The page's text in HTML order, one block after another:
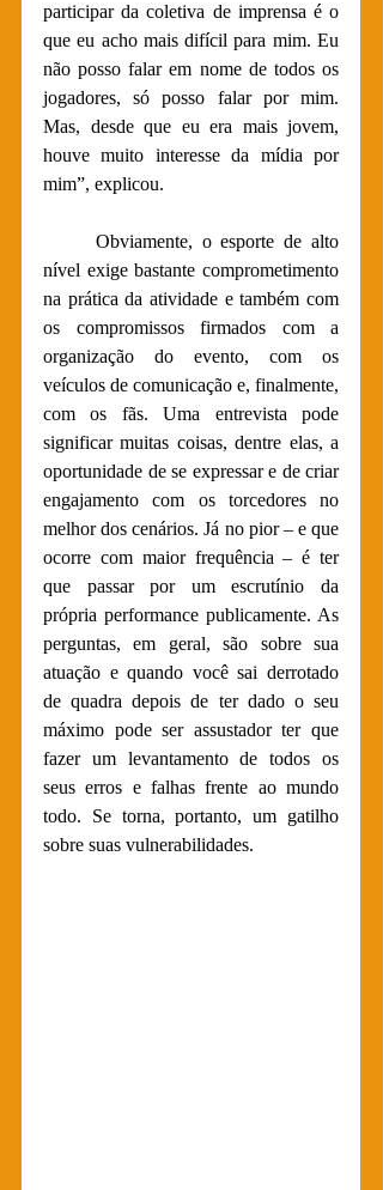
participar da coletiva de imprensa é o
que eu acho mais difícil para mim. Eu
não posso falar em nome de todos os
jogadores, só posso falar por mim.
Mas, desde que eu era mais jovem,
houve muito interesse da mídia por
mim”, explicou.
nível exige bastante comprometimento
na prática da atividade e também com
os compromissos firmados com a
organização do evento, com os
veículos de comunicação e, finalmente,
com os fãs. Uma entrevista pode
significar muitas coisas, dentre elas, a
oportunidade de se expressar e de criar
engajamento com os torcedores no
melhor dos cenários. Já no pior – e que
ocorre com maior frequência – é ter
que passar por um escrutínio da
própria performance publicamente. As
perguntas, em geral, são sobre sua
atuação e quando você sai derrotado
de quadra depois de ter dado o seu
máximo pode ser assustador ter que
fazer um levantamento de todos os
seus erros e falhas frente ao mundo
todo. Se torna, portanto, um gatilho
sobre suas vulnerabilidades.